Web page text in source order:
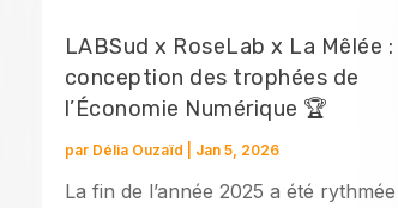
LABSud x RoseLab x La Mêlée :
conception des trophées de
l’Économie Numérique 🏆
par Délia Ouzaïd Jan 5, 2026
La fin de l’année 2025 a été rythmée